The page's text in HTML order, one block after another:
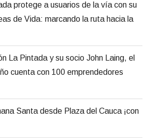
protege a usuarios de la vía con su
de Vida: marcando la ruta hacia la
La Pintada y su socio John Laing, el
cuenta con 100 emprendedores
Santa desde Plaza del Cauca ¡con